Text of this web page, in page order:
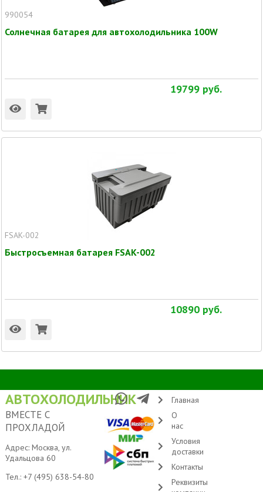
990054
Солнечная батарея для автохолодильника 100W
19799 руб.
FSAK-002
Быстросъемная батарея FSAK-002
10890 руб.
АВТОХОЛОДИЛЬНИК
ВМЕСТЕ С
ПРОХЛАДОЙ
Адрес: Москва, ул.
Удальцова 60
Тел.: +7 (495) 638-54-80
Главная
О
нас
Условия
доставки
Контакты
Реквизиты